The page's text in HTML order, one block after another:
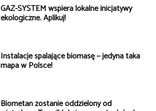
GAZ-SYSTEM wspiera lokalne inicjatywy
ekologiczne. Aplikuj!
Instalacje spalające biomasę – jedyna taka
mapa w Polsce!
Biometan zostanie oddzielony od